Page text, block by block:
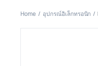
Home อุปกรณ์อิเล็กทรอนิก